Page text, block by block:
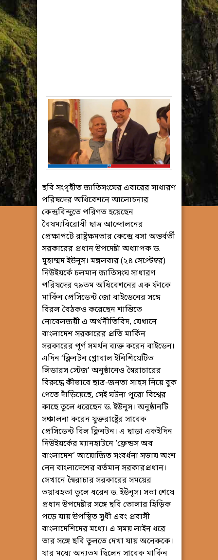
ছবি সংগৃহীত জাতিসংঘের এবারের সাধারণ
পরিষদের অধিবেশনে আলোচনার
কেন্দ্রবিন্দুতে পরিণত হয়েছেন
বৈষম্যবিরোধী ছাত্র আন্দোলনের
প্রেক্ষাপটে রাষ্ট্রক্ষমতার কেন্দ্রে বসা অন্তর্বর্তী
সরকারের প্রধান উপদেষ্টা অধ্যাপক ড.
মুহাম্মদ ইউনূস। মঙ্গলবার (২৪ সেপ্টেম্বর)
নিউইয়র্কে চলমান জাতিসংঘ সাধারণ
পরিষদের ৭৯তম অধিবেশনের এক ফাঁকে
মার্কিন প্রেসিডেন্ট জো বাইডেনের সঙ্গে
বিরল বৈঠকও করেছেন শান্তিতে
নোবেলজয়ী এ অর্থনীতিবিদ, যেখানে
বাংলাদেশ সরকারের প্রতি মার্কিন
সরকারের পূর্ণ সমর্থন ব্যক্ত করেন বাইডেন।
এদিন ‘ক্লিনটন গ্লোবাল ইনিশিয়েটিভ
লিডারস স্টেজ’ অনুষ্ঠানেও স্বৈরাচারের
বিরুদ্ধে কীভাবে ছাত্র-জনতা সাহস নিয়ে বুক
পেতে দাঁড়িয়েছে, সেই ঘটনা পুরো বিশ্বের
কাছে তুলে ধরেছেন ড. ইউনূস। অনুষ্ঠানটি
সঞ্চালনা করেন যুক্তরাষ্ট্রের সাবেক
প্রেসিডেন্ট বিল ক্লিনটন। এ ছাড়া একইদিন
নিউইয়র্কের ম্যানহাটনে ‘ফ্রেন্ডস অব
বাংলাদেশ’ আয়োজিত সংবর্ধনা সভায় অংশ
নেন বাংলাদেশের বর্তমান সরকারপ্রধান।
সেখানে স্বৈরাচার সরকারের সময়ের
ভয়াবহতা তুলে ধরেন ড. ইউনূস। সভা শেষে
প্রধান উপদেষ্টার সঙ্গে ছবি তোলার হিড়িক
পড়ে যায় উপস্থিত সুধী এবং প্রবাসী
বাংলাদেশিদের মধ্যে। এ সময় লাইন ধরে
তার সঙ্গে ছবি তুলতে দেখা যায় অনেককে।
যার মধ্যে অন্যতম ছিলেন সাবেক মার্কিন